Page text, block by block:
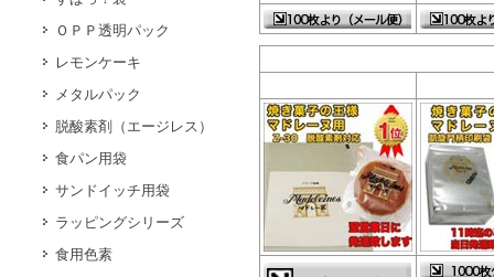
ＯＰＰ透明パック
レモンケーキ
メタルパック
脱酸素剤（エージレス）
食パン用袋
サンドイッチ用袋
ラッピングシリーズ
食用色素